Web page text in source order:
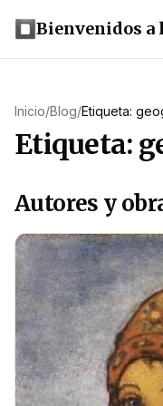
Bienvenidos a
Inicio/Blog/Etiqueta:
Etiqueta:
Autores y